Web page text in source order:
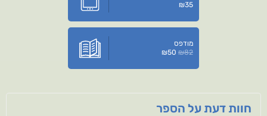
₪35
מודפס
₪82
₪50
חוות דעת על הספר